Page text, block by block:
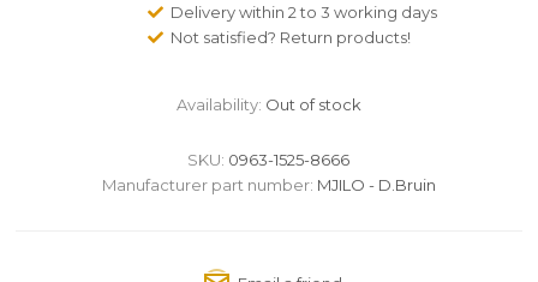
Delivery within 2 to 3 working days
Not satisfied? Return products!
Availability: Out of stock
SKU: 0963-1525-8666
Manufacturer part number: MJILO - D.Bruin